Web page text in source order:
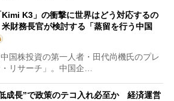
Kimi K3」の衝撃に世界はどう対応するの
財務長官が検討する「蒸留を行う中国
国株投資の第一人者・田代尚機氏のプレ
リサーチ」。中国企…
成長”で政策のテコ入れ必至か 経済運営